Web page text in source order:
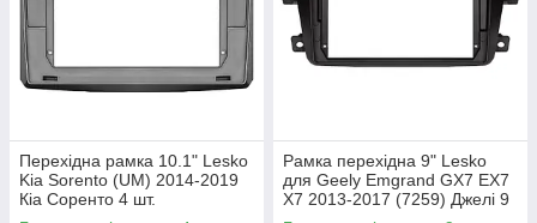
Перехідна рамка 10.1" Lesko
Kia Sorento (UM) 2014-2019
Кіа Соренто 4 шт.
Рамка перехідна 9" Lesko
для Geely Emgrand GX7 EX7
X7 2013-2017 (7259) Джелі 9
шт.